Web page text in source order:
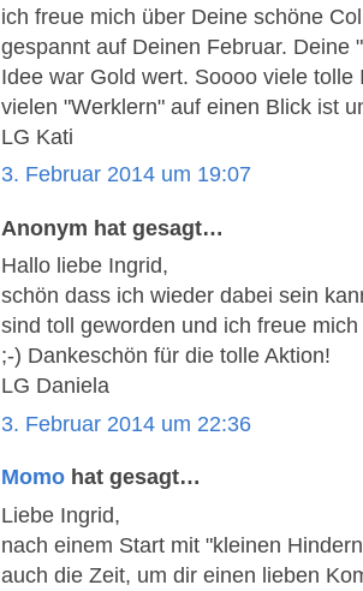
ich freue mich über Deine schöne
gespannt auf Deinen Februar. Deine
Idee war Gold wert. Soooo viele
vielen "Werklern" auf einen Blick ist
LG Kati
3. Februar 2014 um 19:07
Anonym hat gesagt…
Hallo liebe Ingrid,
schön dass ich wieder dabei sein
sind toll geworden und ich freue
;-) Dankeschön für die tolle Aktion!
LG Daniela
3. Februar 2014 um 22:36
Momo hat gesagt…
Liebe Ingrid,
nach einem Start mit "kleinen
auch die Zeit, um dir einen lieben